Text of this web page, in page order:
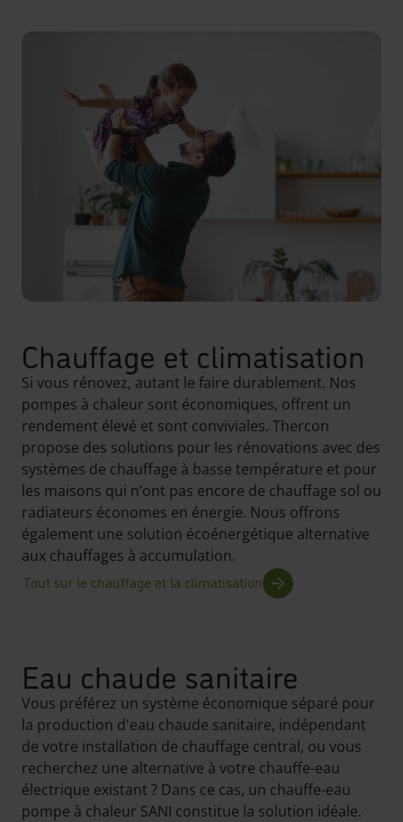
Chauffage et climatisation
Si vous rénovez, autant le faire durablement. Nos
pompes à chaleur sont économiques, offrent un
rendement élevé et sont conviviales. Thercon
propose des solutions pour les rénovations avec des
systèmes de chauffage à basse température et pour
les maisons qui n’ont pas encore de chauffage sol ou
radiateurs économes en énergie. Nous offrons
également une solution écoénergétique alternative
aux chauffages à accumulation.
Tout sur le chauffage et la climatisation
Eau chaude sanitaire
Vous préférez un système économique séparé pour
la production d'eau chaude sanitaire, indépendant
de votre installation de chauffage central, ou vous
recherchez une alternative à votre chauffe-eau
électrique existant ? Dans ce cas, un chauffe-eau
pompe à chaleur SANI constitue la solution idéale.